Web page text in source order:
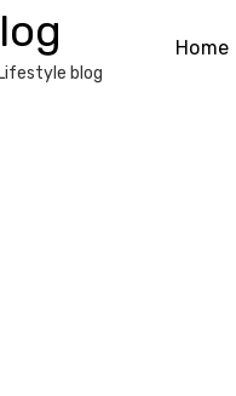
blog
Home